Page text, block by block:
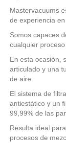
Mastervacuums
de experiencia
Somos capaces
cualquier proceso
En esta ocasión,
articulado y una
de aire.
El sistema de
antiestático y un
99,99% de las
Resulta ideal
procesos de